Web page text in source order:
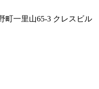
町一里山65-3 クレスビル